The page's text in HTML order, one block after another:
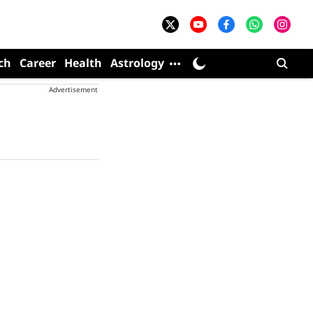
Career Health Astrology
Advertisement